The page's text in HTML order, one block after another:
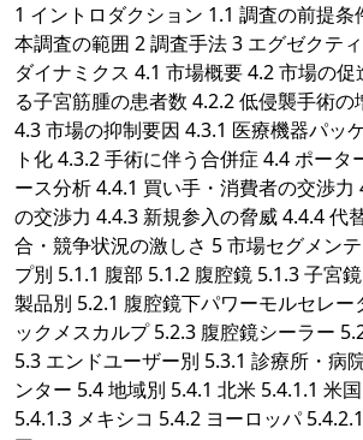
1 イントロダクション 1.1 調査の前提
本調査の範囲 2 調査手法 3 エグゼクテ
ダイナミクス 4.1 市場概要 4.2 市場の
る子宮筋腫の患者数 4.2.2 低侵襲手術
4.3 市場の抑制要因 4.3.1 医療機器パッ
ト化 4.3.2 手術に伴う合併症 4.4 ポータ
ース分析 4.4.1 買い手・消費者の交渉力
の交渉力 4.4.3 新規参入の脅威 4.4.4 代
合・競争状況の激しさ 5 市場セグメン
プ別 5.1.1 腹部 5.1.2 腹腔鏡 5.1.3 子宮
製品別 5.2.1 腹腔鏡下パワーモルセレー
ックメスカルプ 5.2.3 腹腔鏡シーラー
5.3 エンドユーザー別 5.3.1 診療所・病
ンター 5.4 地域別 5.4.1 北米 5.4.1.1 米
5.4.1.3 メキシコ 5.4.2 ヨーロッパ